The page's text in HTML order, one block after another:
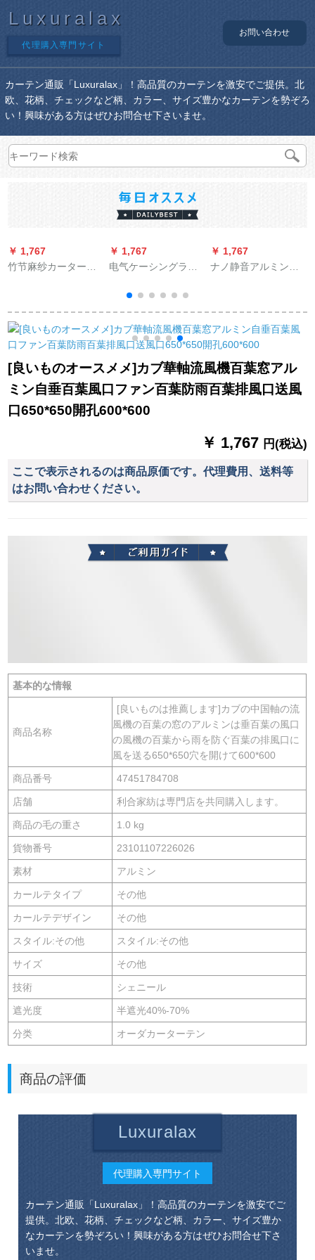
Luxuralax
代理購入専門サイト
お問い合わせ
カーテン通販「Luxuralax」！高品質のカーテンを激安でご提供。北
欧、花柄、チェックなど柄、カラー、サイズ豊かなカーテンを勢ぞろ
い！興味がある方はぜひお問合せ下さいませ。
￥ 1,767
竹节麻纱カーターの
テーン既制カーラー
テーリングテーリン
グテーリングリング
リングテーリングリ
ングリングリングリ
ングリングリングリ
ングリングリングリ
￥ 1,767
电气ケーシングライ
ト门86投影幕パネル
全白枠（K 221）
￥ 1,767
ナノ静音アルミンカ
ラスレ-ル部品滑車出
口窓象歯白-モノレ-ル
ト/メナート
[良いものオースメメ]カブ華軸流風機百葉窓アル
ミン自垂百葉風口ファン百葉防雨百葉排風口送風
口650*650開孔600*600
￥ 1,767 円(税込)
ここで表示されるのは商品原価です。代理費用、送料等
はお問い合わせください。
基本的な情報
商品名称
[良いものは推薦します]カブの中国軸の流
風機の百葉の窓のアルミンは垂百葉の風口
の風機の百葉から雨を防ぐ百葉の排風口に
風を送る650*650穴を開けて600*600
商品番号 47451784708
店舗 利合家紡は専門店を共同購入します。
商品の毛の重さ 1.0 kg
貨物番号 23101107226026
素材 アルミン
カールテタイプ その他
カールテデザイン その他
スタイル:その他 スタイル:その他
サイズ その他
技術 シェニール
遮光度 半遮光40%-70%
分类 オーダカーターテン
商品の評価
Luxuralax
代理購入専門サイト
カーテン通販「Luxuralax」！高品質のカーテンを激安でご
提供。北欧、花柄、チェックなど柄、カラー、サイズ豊か
なカーテンを勢ぞろい！興味がある方はぜひお問合せ下さ
いませ。